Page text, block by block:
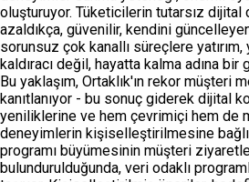
oluşturuyor. Tüketicilerin tutarsız dijital
azaldıkça, güvenilir, kendini
sorunsuz çok kanallı süreçlere
kaldıracı değil, hayatta kalma adına
Bu yaklaşım, Ortaklık'ın rekor müşteri
kanıtlanıyor - bu sonuç giderek dijital
yeniliklerine ve hem çevrimiçi hem de
deneyimlerin kişiselleştirilmesine
programı büyümesinin müşteri
bulundurulduğunda, veri odaklı